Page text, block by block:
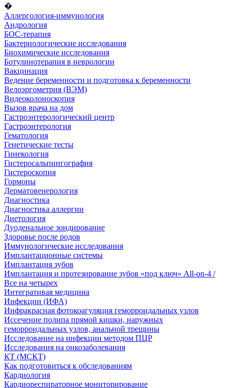
�
Аллергология-иммунология
Андрология
БОС-терапия
Бактериологические исследования
Биохимические исследования
Ботулинотерапия в неврологии
Вакцинация
Ведение беременности и подготовка к беременности
Велоэргометрия (ВЭМ)
Видеоколоноскопия
Вызов врача на дом
Гастроэнтерологический центр
Гастроэнтерология
Гематология
Генетические тесты
Гинекология
Гистеросальпингография
Гистероскопия
Гормоны
Дерматовенерология
Диагностика
Диагностика аллергии
Диетология
Дуоденальное зондирование
Здоровье после родов
Иммунологические исследования
Имплантационные системы
Имплантация зубов
Имплантация и протезирование зубов «под ключ» All-on-4 /
Все на четырех
Интегративая медицина
Инфекции (ИФА)
Инфракрасная фотокоагуляция геморроидальных узлов
Иссечение полипа прямой кишки, наружных
геморроидальных узлов, анальной трещины
Исследование на инфекции методом ПЦР
Исследования на онкозаболевания
КТ (МСКТ)
Как подготовиться к обследованиям
Кардиология
Кардиореспираторное мониторирование